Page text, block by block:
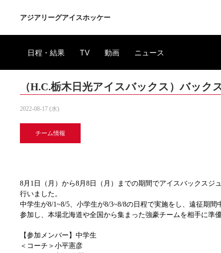
アジアリーグアイスホッケー
日程・結果 TV 動画 ニュース
（H.C.栃木日光アイスバックス）バッ
2022-08-17 (水)
チーム情報
8月1日（月）から8月8日（月）までの期間でアイスバックスジ
行いました。
中学生が8/1~8/5、小学生が8/3~8/8の日程で実施をし、遠征期
参加し、本場北海道や全国から集まった強豪チームを相手に準
【参加メンバー】中学生
＜コーチ＞小平憲彦